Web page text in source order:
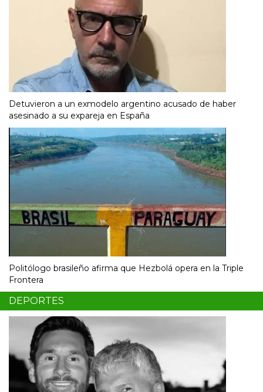
Detuvieron a un exmodelo argentino acusado de haber
asesinado a su expareja en España
Politólogo brasileño afirma que Hezbolá opera en la Triple
Frontera
DEPORTES